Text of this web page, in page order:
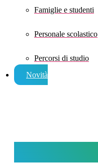
Famiglie e studenti
Personale scolastico
Percorsi di studio
Novità